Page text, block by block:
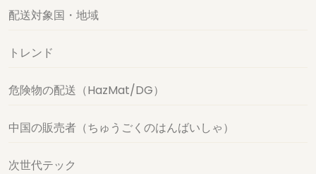
配送対象国・地域
トレンド
危険物の配送（HazMat/DG）
中国の販売者（ちゅうごくのはんばいしゃ）
次世代テック